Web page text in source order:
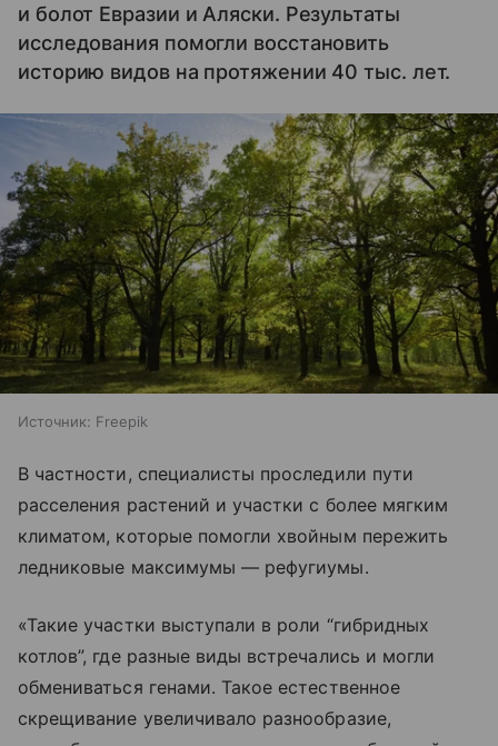
и болот Евразии и Аляски. Результаты
исследования помогли восстановить
историю видов на протяжении 40 тыс. лет.
Источник: Freepik
В частности, специалисты проследили пути
расселения растений и участки с более мягким
климатом, которые помогли хвойным пережить
ледниковые максимумы — рефугиумы.
«Такие участки выступали в роли “гибридных
котлов”, где разные виды встречались и могли
обмениваться генами. Такое естественное
скрещивание увеличивало разнообразие,